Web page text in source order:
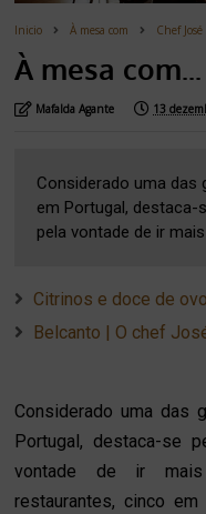
Inicio À mesa com Chef
À mesa
Mafalda Agante 13
Considerado uma das
em Portugal, destaca-
pela vontade de ir
Citrinos e doce de
Belcanto | O chef
Considerado uma das
Portugal, destaca-se
vontade de ir
restaurantes, cinco